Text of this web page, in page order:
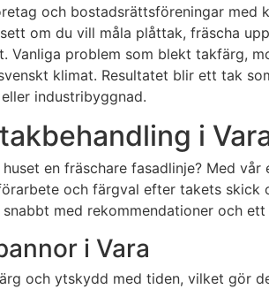
och bostadsrättsföreningar
om du vill måla plåttak, fräscha
Vanliga problem som blekt takfärg,
klimat. Resultatet blir ett tak
industribyggnad.
i
en fräschare fasadlinje? Med
och färgval efter takets
med rekommendationer och
i Vara
och ytskydd med tiden, vilket gör